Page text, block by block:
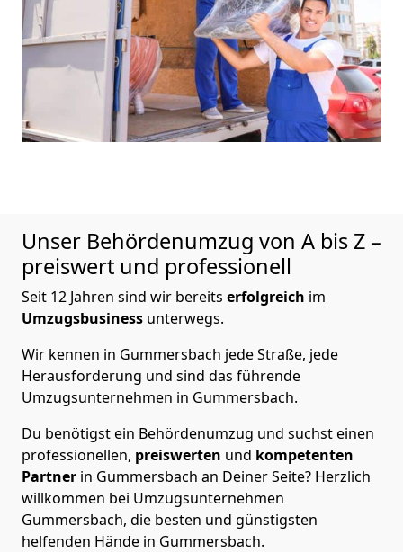
Unser Behördenumzug von A bis Z –
preiswert und professionell
Seit 12 Jahren sind wir bereits erfolgreich im
Umzugsbusiness unterwegs.
Wir kennen in Gummersbach jede Straße, jede
Herausforderung und sind das führende
Umzugsunternehmen in Gummersbach.
Du benötigst ein Behördenumzug und suchst einen
professionellen, preiswerten und kompetenten
Partner in Gummersbach an Deiner Seite? Herzlich
willkommen bei Umzugsunternehmen
Gummersbach, die besten und günstigsten
helfenden Hände in Gummersbach.